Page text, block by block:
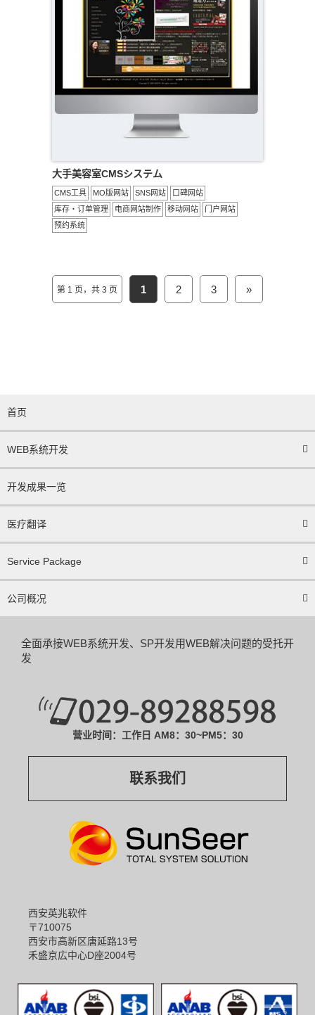
大手美容室CMSシステム
CMS工具 MO版网站 SNS网站
口碑网站
库存・订单管理
电商网站制作 移动网站
门户网站
预约系统
第 1 页，共 3 页 1 2 3 »
首页
WEB系统开发
开发成果一览
医疗翻译
Service Package
公司概况
全面承接WEB系统开发、SP开发用WEB解决问题的受托开
发
营业时间：工作日 AM8：30~PM5：30
联系我们
西安英兆软件
〒710075
西安市高新区唐延路13号
禾盛京広中心D座2004号